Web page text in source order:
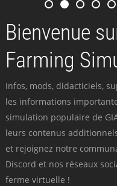
Bienvenue
Farming
Infos, mods, didacticiels,
les informations
simulation populaire de
leurs contenus
et rejoignez notre
Discord et nos réseaux
ferme virtuelle !